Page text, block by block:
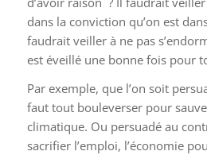
dans la conviction qu’on est
faudrait veiller à ne pas
est éveillé une bonne fois pour
Par exemple, que l’on soit
faut tout bouleverser pour
climatique. Ou persuadé au
sacrifier l’emploi, l’économie